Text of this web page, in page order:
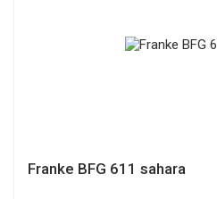
Franke BFG 611 sahara